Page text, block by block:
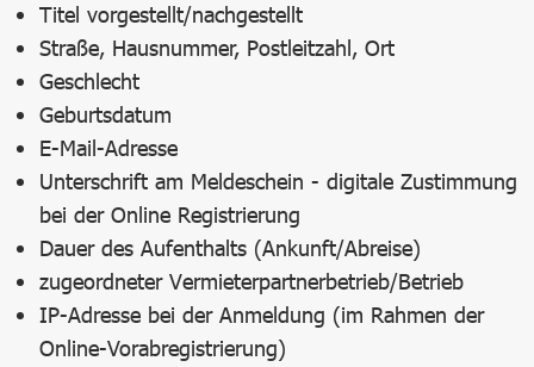
Titel vorgestellt/nachgestellt
Straße, Hausnummer, Postleitzahl, Ort
Geschlecht
Geburtsdatum
E-Mail-Adresse
Unterschrift am Meldeschein - digitale Zustimmung
bei der Online Registrierung
Dauer des Aufenthalts (Ankunft/Abreise)
zugeordneter Vermieterpartnerbetrieb/Betrieb
IP-Adresse bei der Anmeldung (im Rahmen der
Online-Vorabregistrierung)